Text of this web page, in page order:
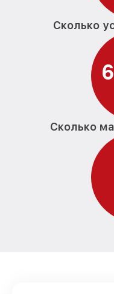
Сколько
6
Сколько